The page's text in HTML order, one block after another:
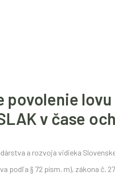
povolenie
v čase
a rozvoja vidieka
podľa § 72 písm. m), zákona č.